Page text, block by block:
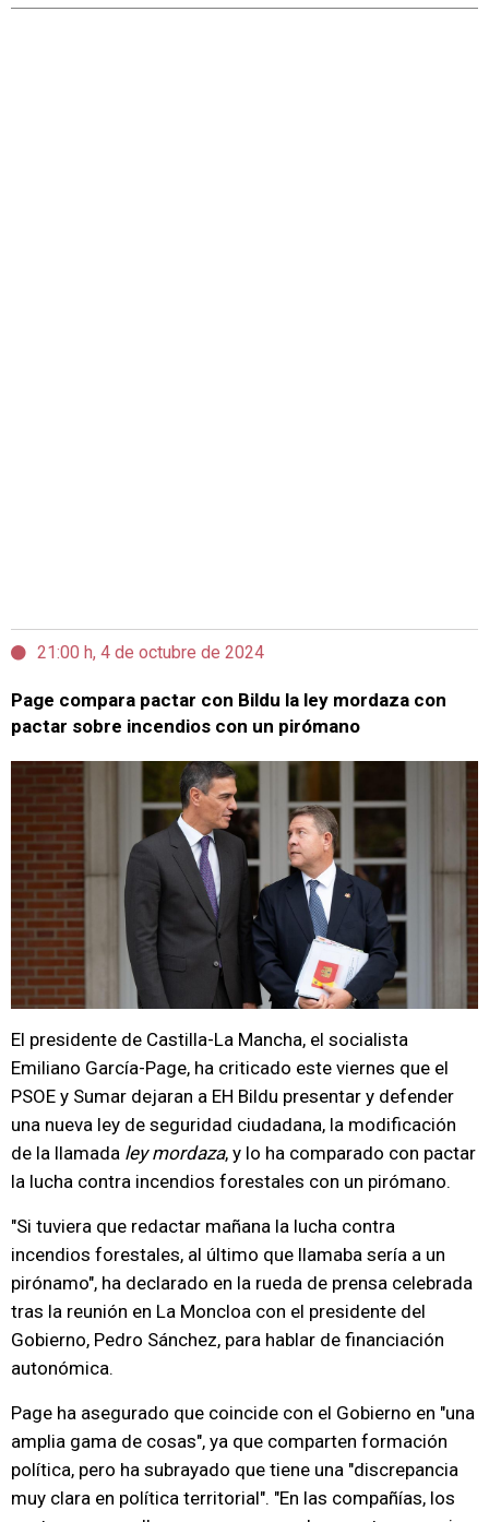
21:00 h, 4 de octubre de 2024
Page compara pactar con Bildu la ley mordaza con
pactar sobre incendios con un pirómano
El presidente de Castilla-La Mancha, el socialista
Emiliano García-Page, ha criticado este viernes que el
PSOE y Sumar dejaran a EH Bildu presentar y defender
una nueva ley de seguridad ciudadana, la modificación
de la llamada ley mordaza, y lo ha comparado con pactar
la lucha contra incendios forestales con un pirómano.
"Si tuviera que redactar mañana la lucha contra
incendios forestales, al último que llamaba sería a un
pirónamo", ha declarado en la rueda de prensa celebrada
tras la reunión en La Moncloa con el presidente del
Gobierno, Pedro Sánchez, para hablar de financiación
autonómica.
Page ha asegurado que coincide con el Gobierno en "una
amplia gama de cosas", ya que comparten formación
política, pero ha subrayado que tiene una "discrepancia
muy clara en política territorial". "En las compañías, los